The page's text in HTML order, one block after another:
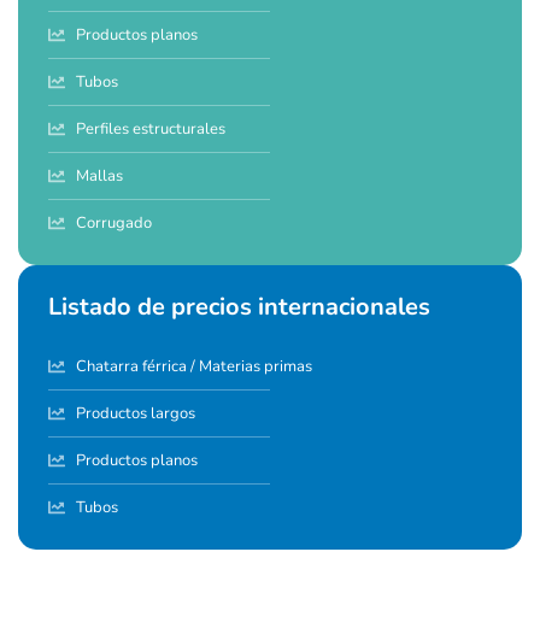
Productos planos
Tubos
Perfiles estructurales
Mallas
Corrugado
Listado de precios internacionales
Chatarra férrica / Materias primas
Productos largos
Productos planos
Tubos